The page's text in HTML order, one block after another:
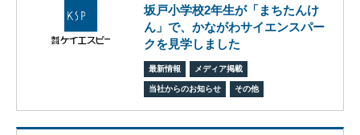
エス
坂戸小学校2年生が「まちたんけ
ん」で、かながわサイエンスパー
クを見学しました
最新情報 メディア掲載
当社からのお知らせ その他